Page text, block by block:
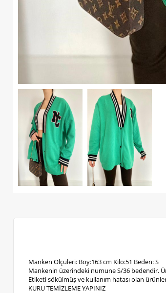
Manken Ölçüleri: Boy:163 cm Kilo:51 Beden: S
Mankenin üzerindeki numune S/36 bedendir.
Etiketi sökülmüş ve kullanım hatası olan
KURU TEMİZLEME YAPINIZ